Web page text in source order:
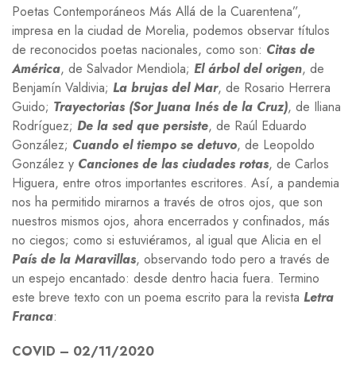
Poetas Contemporáneos Más Allá de la Cuarentena”,
impresa en la ciudad de Morelia, podemos observar títulos
de reconocidos poetas nacionales, como son: Citas de
América, de Salvador Mendiola; El árbol del origen, de
Benjamín Valdivia; La brujas del Mar, de Rosario Herrera
Guido; Trayectorias (Sor Juana Inés de la Cruz), de Iliana
Rodríguez; De la sed que persiste, de Raúl Eduardo
González; Cuando el tiempo se detuvo, de Leopoldo
González y Canciones de las ciudades rotas, de Carlos
Higuera, entre otros importantes escritores. Así, a pandemia
nos ha permitido mirarnos a través de otros ojos, que son
nuestros mismos ojos, ahora encerrados y confinados, más
no ciegos; como si estuviéramos, al igual que Alicia en el
País de la Maravillas, observando todo pero a través de
un espejo encantado: desde dentro hacia fuera. Termino
este breve texto con un poema escrito para la revista Letra
Franca:
COVID – 02/11/2020